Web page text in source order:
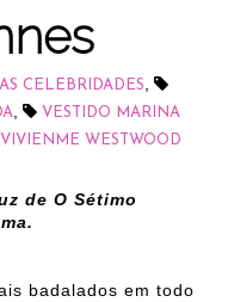
CELEBRIDADES,
,
VESTIDO MARINA
VIVIENME WESTWOOD
de O Sétimo
badalados em todo